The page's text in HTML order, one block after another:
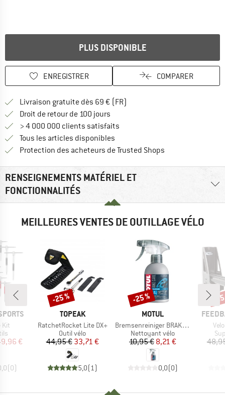
PLUS DISPONIBLE
ENREGISTRER COMPARER
Livraison gratuite dès 69 € (FR)
Droit de retour de 100 jours
> 4 000 000 clients satisfaits
Tous les articles disponibles
Protection des acheteurs de Trusted Shops
RENSEIGNEMENTS MATÉRIEL ET
FONCTIONNALITÉS
MEILLEURES VENTES DE OUTILLAGE VÉLO
Kit
réduit
€
(0)
MARQUE
TOPEAK
Article
RatchetRocket Lite DX+
Product group
Outil vélo
Prix
44,95 €Prix réduit
33,71 €
5,0(1 )
Remise
-25 %
MARQUE
MOTUL
Article
Bremsenreiniger BRAKE CLEAN
Product group
Nettoyant vélo
Prix
10,95 €Prix réduit
8,21 €
0,0(0)
Remise
-25 % -